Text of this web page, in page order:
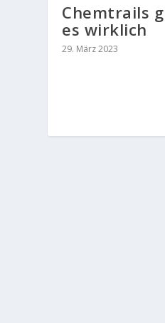
Chemtrails
es wirklich
29. März 2023